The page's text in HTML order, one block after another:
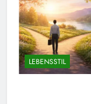
LEBENSSTIL